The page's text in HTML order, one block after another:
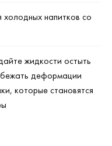
напитков со
жидкости остыть
деформации
которые становятся